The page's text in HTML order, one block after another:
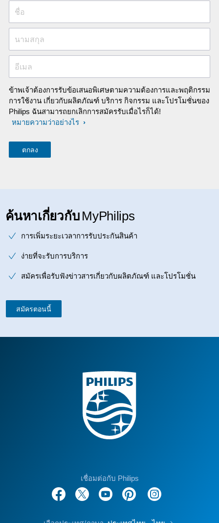
ชื่อ
นามสกุล
อีเมล
ข้าพเจ้าต้องการรับข้อเสนอพิเศษตามความต้องการและพฤติกรรม
การใช้งาน เกี่ยวกับผลิตภัณฑ์ บริการ กิจกรรม และโปรโมชั่นของ
Philips ฉันสามารถยกเลิกการสมัครรับเมื่อไรก็ได้!
หมายความว่าอย่างไร
ค้นหาเกี่ยวกับ MyPhilips
การเพิ่มระยะเวลาการรับประกันสินค้า
ง่ายที่จะรับการบริการ
สมัครเพื่อรับฟังข่าวสารเกี่ยวกับผลิตภัณฑ์ และโปรโมชั่น
สมัครตอนนี้
เชื่อมต่อกับ Philips